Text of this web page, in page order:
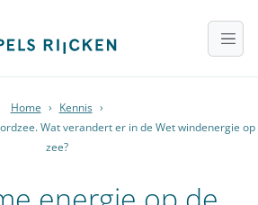
Home › Kennis ›
Wat verandert er in de Wet windenergie op
zee?